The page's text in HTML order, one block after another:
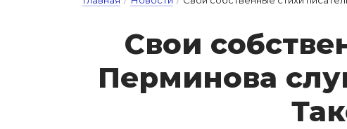
Свои
Пер­ми­но­ва